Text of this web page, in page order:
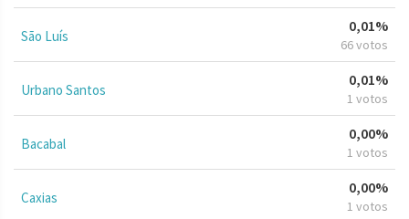
São Luís
0,01%
66 votos
Urbano Santos
0,01%
1 votos
Bacabal
0,00%
1 votos
Caxias
0,00%
1 votos